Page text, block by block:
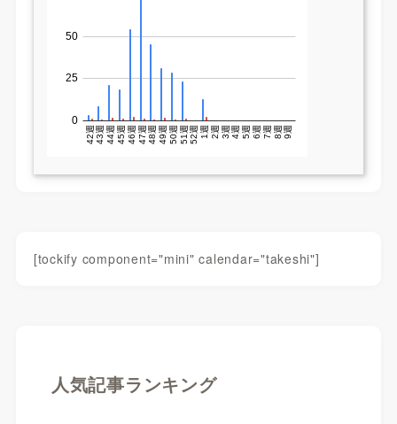
[tockify component="mini" calendar="takeshi"]
人気記事ランキング